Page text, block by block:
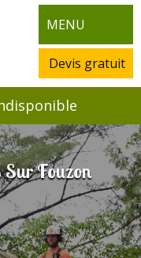
MENU
Devis gratuit
Fouzon